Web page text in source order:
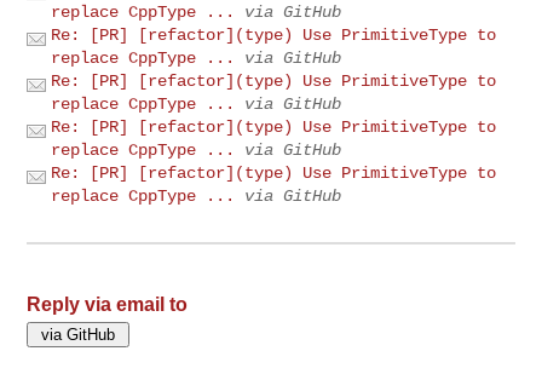
replace CppType ...
via GitHub
Re: [PR] [refactor](type) Use PrimitiveType to
replace CppType ...
via GitHub
Re: [PR] [refactor](type) Use PrimitiveType to
replace CppType ...
via GitHub
Re: [PR] [refactor](type) Use PrimitiveType to
replace CppType ...
via GitHub
Re: [PR] [refactor](type) Use PrimitiveType to
replace CppType ...
via GitHub
Reply via email to